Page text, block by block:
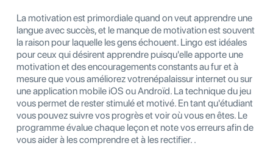
La motivation est primordiale quand on veut apprendre une
langue avec succès, et le manque de motivation est souvent
la raison pour laquelle les gens échouent. Lingo est idéales
pour ceux qui désirent apprendre puisqu'elle apporte une
motivation et des encouragements constants au fur et à
mesure que vous améliorez votrenépalaissur internet ou sur
une application mobile iOS ou Androïd. La technique du jeu
vous permet de rester stimulé et motivé. En tant qu'étudiant
vous pouvez suivre vos progrès et voir où vous en êtes. Le
programme évalue chaque leçon et note vos erreurs afin de
vous aider à les comprendre et à les rectifier. .